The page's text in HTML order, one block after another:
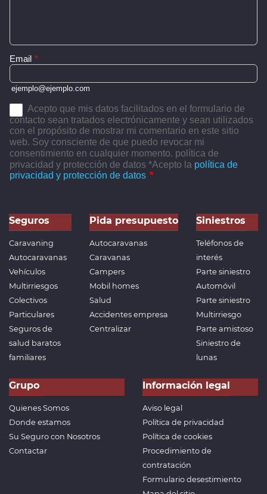
Seguros
Caravaning
Autocaravanas
Vehículos
Multirriesgos
Colectivos
Particulares
Seguros de
salud baratos
familiares
Pida presupuesto
Autocaravanas
Caravanas
Campers
Mobil homes
Salud
Accidentes empresa
Centralizar
Siniestros
Teléfonos de
interés
Parte siniestro
Automóvil
Parte siniestro
Multirriesgo
Parte amistoso
Siniestro de
lunas
Grupo
Quienes Somos
Donde estamos
Su Seguro con Nosotros
Contactar
Información legal
Aviso legal
Política de privacidad
Política de cookies
Procedimiento de
contratación
Formulario desestimiento